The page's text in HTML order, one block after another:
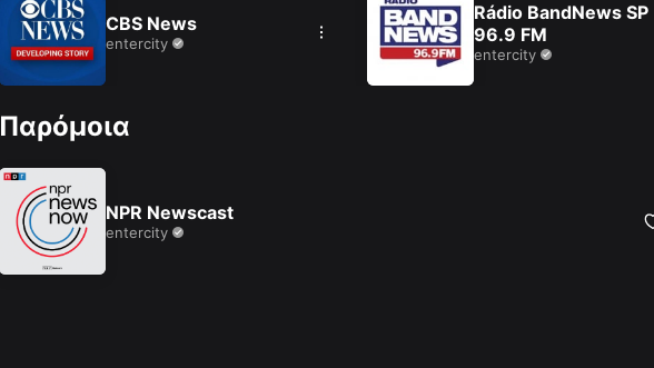
CBS News
entercity
Rádio BandNews SP
96.9 FM
entercity
Παρόμοια
NPR Newscast
entercity